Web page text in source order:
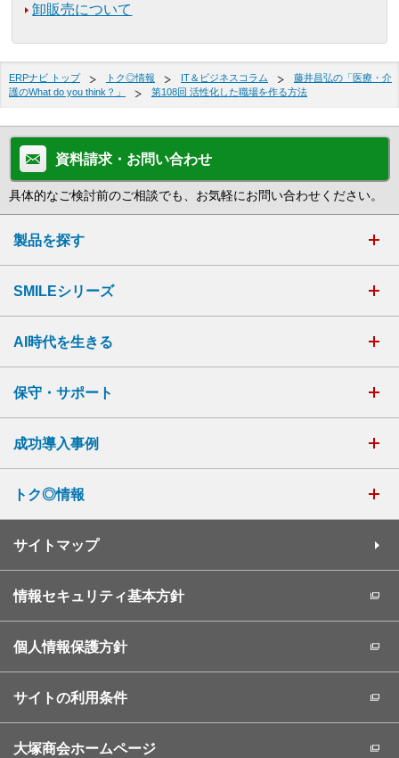
卸販売について
ERPナビ トップ トク◎情報 IT＆ビジネスコラム
藤井昌弘の「医療・介
護のWhat do you think？」
第108回 活性化した職場を作る方法
資料請求・お問い合わせ
具体的なご検討前のご相談でも、お気軽にお問い合わせください。
製品を探す
SMILEシリーズ
AI時代を生きる
保守・サポート
成功導入事例
トク◎情報
サイトマップ
情報セキュリティ基本方針
個人情報保護方針
サイトの利用条件
大塚商会ホームページ